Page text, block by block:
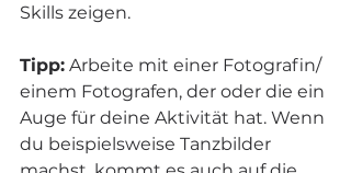
Skills zeigen.
Tipp: Arbeite mit einer Fotografin/
einem Fotografen, der oder die ein
Auge für deine Aktivität hat. Wenn
du beispielsweise Tanzbilder